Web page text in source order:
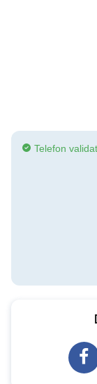
Telefon validat